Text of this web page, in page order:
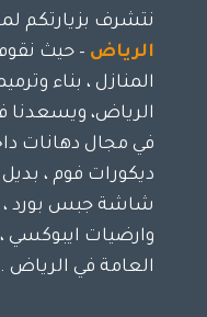
نتشرف بزيارتكم
الرياض – حيث
المنازل ، بناء
الرياض، ويسعدنا
في مجال دهانات
ديكورات فوم ،
شاشة جبس بورد ،
وارضيات ايبوكسي
العامة في الرياض .